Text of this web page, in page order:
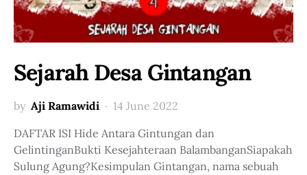
Sejarah Desa Gintangan
by Aji Ramawidi
14 June 2022
DAFTAR ISI Hide Antara Gintungan dan
GelintinganBukti Kesejahteraan BalambanganSiapakah
Sulung Agung?Kesimpulan Gintangan, nama sebuah